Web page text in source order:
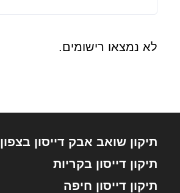
לא נמצאו רישומים.
תיקון שואב אבק דייסון בצפון
תיקון דייסון בקריות
תיקון דייסון חיפה